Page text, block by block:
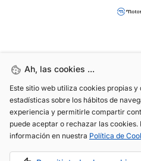
Ah, las cookies ...
Este sitio web utiliza cookies propias
estadísticas sobre los hábitos de
experiencia y permitirle compartir
puede aceptar o rechazar las cookies.
información en nuestra Política de